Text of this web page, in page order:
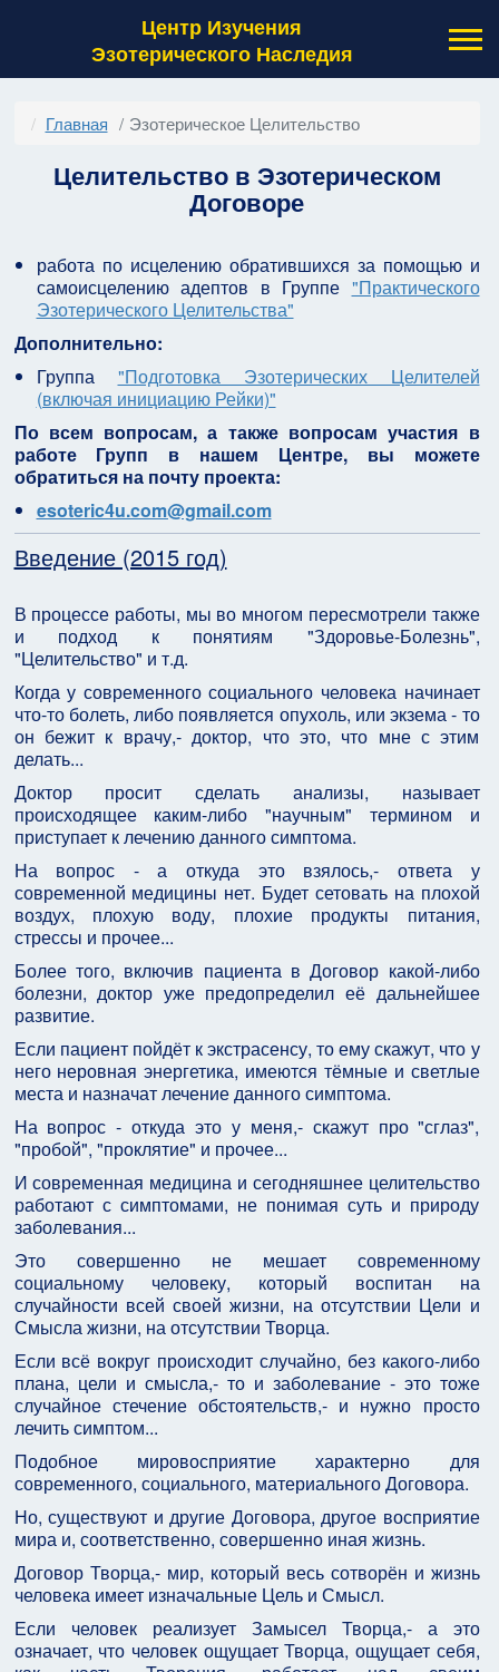
Центр Изучения
Эзотерического Наследия
Главная Эзотерическое Целительство
Целительство в Эзотерическом
Договоре
работа по исцелению обратившихся за помощью и
самоисцелению адептов в Группе "Практического
Эзотерического Целительства"
Дополнительно:
Группа "Подготовка Эзотерических Целителей
(включая инициацию Рейки)"
По всем вопросам, а также вопросам участия в
работе Групп в нашем Центре, вы можете
обратиться на почту проекта:
esoteric4u.com@gmail.com
Введение (2015 год)
В процессе работы, мы во многом пересмотрели также
и подход к понятиям "Здоровье-Болезнь",
"Целительство" и т.д.
Когда у современного социального человека начинает
что-то болеть, либо появляется опухоль, или экзема - то
он бежит к врачу,- доктор, что это, что мне с этим
делать...
Доктор просит сделать анализы, называет
происходящее каким-либо "научным" термином и
приступает к лечению данного симптома.
На вопрос - а откуда это взялось,- ответа у
современной медицины нет. Будет сетовать на плохой
воздух, плохую воду, плохие продукты питания,
стрессы и прочее...
Более того, включив пациента в Договор какой-либо
болезни, доктор уже предопределил её дальнейшее
развитие.
Если пациент пойдёт к экстрасенсу, то ему скажут, что у
него неровная энергетика, имеются тёмные и светлые
места и назначат лечение данного симптома.
На вопрос - откуда это у меня,- скажут про "сглаз",
"пробой", "проклятие" и прочее...
И современная медицина и сегодняшнее целительство
работают с симптомами, не понимая суть и природу
заболевания...
Это совершенно не мешает современному
социальному человеку, который воспитан на
случайности всей своей жизни, на отсутствии Цели и
Смысла жизни, на отсутствии Творца.
Если всё вокруг происходит случайно, без какого-либо
плана, цели и смысла,- то и заболевание - это тоже
случайное стечение обстоятельств,- и нужно просто
лечить симптом...
Подобное мировосприятие характерно для
современного, социального, материального Договора.
Но, существуют и другие Договора, другое восприятие
мира и, соответственно, совершенно иная жизнь.
Договор Творца,- мир, который весь сотворён и жизнь
человека имеет изначальные Цель и Смысл.
Если человек реализует Замысел Творца,- а это
означает, что человек ощущает Творца, ощущает себя,